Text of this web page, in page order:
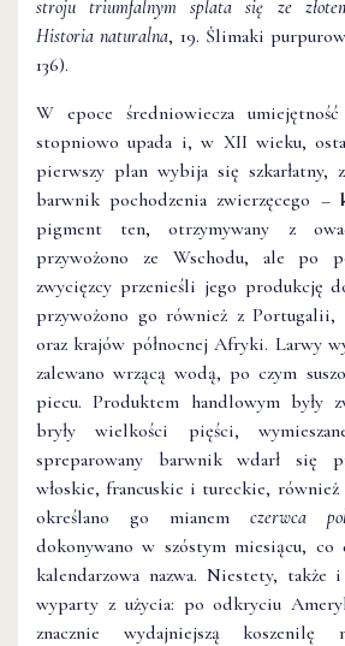
stroju triumfalnym splata się ze
Historia naturalna, 19. Ślimaki
136).
W epoce średniowiecza
stopniowo upada i, w XII wieku,
pierwszy plan wybija się szkarłatny,
barwnik pochodzenia zwierzęcego –
pigment ten, otrzymywany z
przywożono ze Wschodu, ale po
zwycięzcy przenieśli jego produkcję
przywożono go również z Portugalii,
oraz krajów północnej Afryki. Larwy
zalewano wrzącą wodą, po czym
piecu. Produktem handlowym były
bryły wielkości pięści,
spreparowany barwnik wdarł się
włoskie, francuskie i tureckie,
określano go mianem czerwca
dokonywano w szóstym miesiącu,
kalendarzowa nazwa. Niestety, także
wyparty z użycia: po odkryciu
znacznie wydajniejszą koszenilę